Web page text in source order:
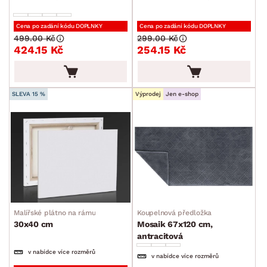
Cena po zadání kódu DOPLNKY
424.15 Kč
499.00 Kč
Cena po zadání kódu DOPLNKY
254.15 Kč
299.00 Kč
SLEVA 15 %
Malířské plátno na rámu
30x40 cm
v nabídce více rozměrů
Výprodej Jen e-shop
Koupelnová předložka
Mosaik 67x120 cm,
antracitová
v nabídce více rozměrů